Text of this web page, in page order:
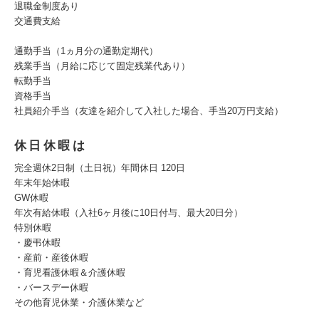
退職金制度あり
交通費支給
通勤手当（1ヵ月分の通勤定期代）
残業手当（月給に応じて固定残業代あり）
転勤手当
資格手当
社員紹介手当（友達を紹介して入社した場合、手当20万円支給）
休日休暇は
完全週休2日制（土日祝）年間休日 120日
年末年始休暇
GW休暇
年次有給休暇（入社6ヶ月後に10日付与、最大20日分）
特別休暇
・慶弔休暇
・産前・産後休暇
・育児看護休暇＆介護休暇
・バースデー休暇
その他育児休業・介護休業など